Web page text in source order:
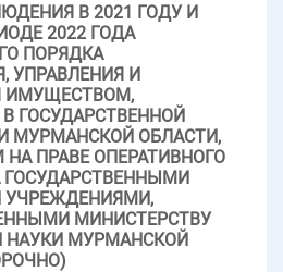
В 2021 ГОДУ И
2022 ГОДА
ПОРЯДКА
УПРАВЛЕНИЯ И
ИМУЩЕСТВОМ,
ГОСУДАРСТВЕННОЙ
МУРМАНСКОЙ ОБЛАСТИ,
ПРАВЕ ОПЕРАТИВНОГО
ГОСУДАРСТВЕННЫМИ
МИНИСТЕРСТВУ
НАУКИ МУРМАНСКОЙ